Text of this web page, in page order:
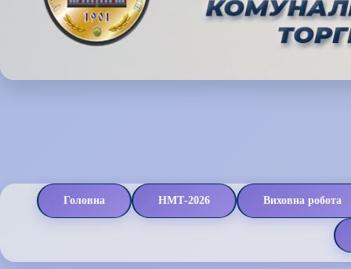
Головна НМТ-2026 Виховна робота